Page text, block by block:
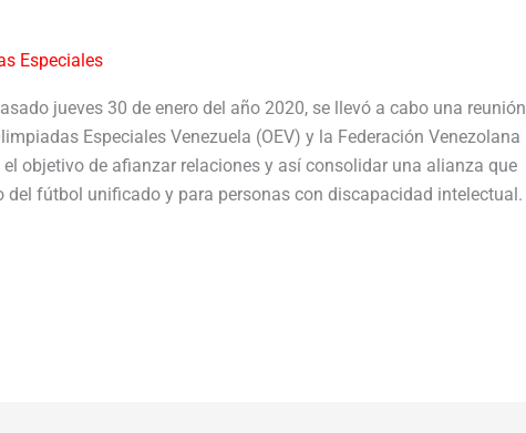
Especiales
jueves 30 de enero del año 2020, se llevó a cabo una reunión
Especiales Venezuela (OEV) y la Federación Venezolana
el objetivo de afianzar relaciones y así consolidar una alianza que
del fútbol unificado y para personas con discapacidad intelectual.